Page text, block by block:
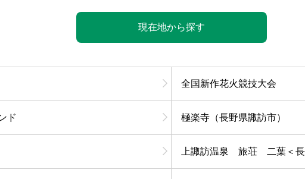
現在地から探す
全国新作花火競技大会
ド 極楽寺（長野県諏訪市）
上諏訪温泉 旅荘 二葉＜長